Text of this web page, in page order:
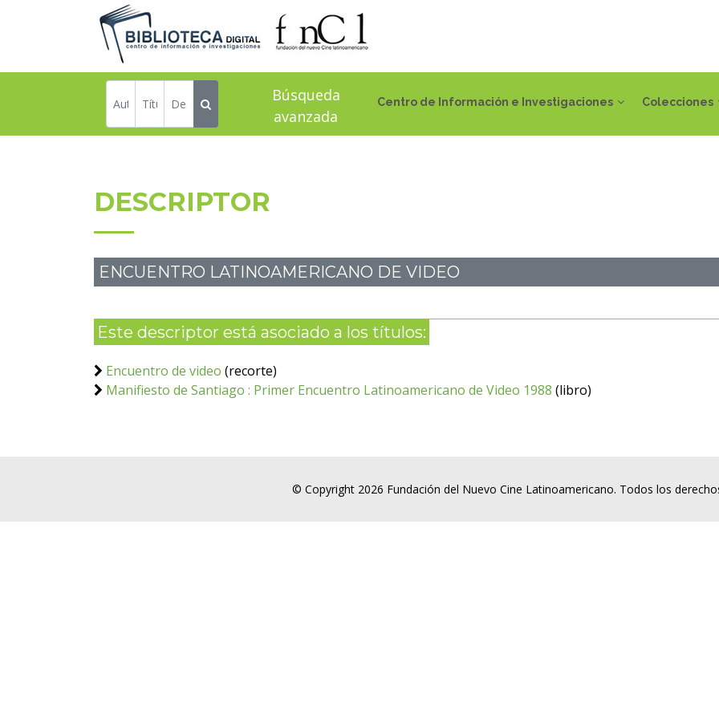
Centro de Información e Investigaciones Colecciones
Búsqueda
avanzada
DESCRIPTOR
ENCUENTRO LATINOAMERICANO DE VIDEO
Este descriptor está asociado a los títulos:
Encuentro de video (recorte)
Manifiesto de Santiago : Primer Encuentro Latinoamericano de Video 1988 (libro)
© Copyright 2026 Fundación del Nuevo Cine Latinoamericano. Todos los